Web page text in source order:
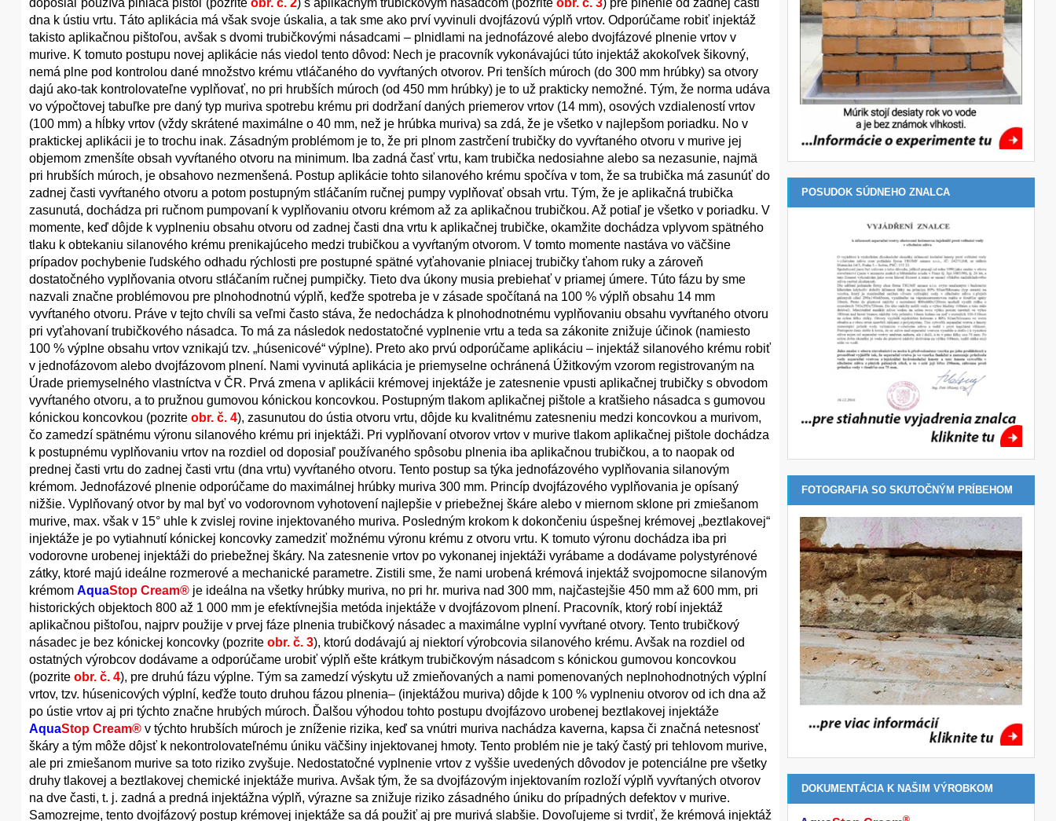
doposiaľ používa plniaca pištoľ (pozrite obr. č. 2) s aplikačným trubičkovým násadcom (pozrite obr. č. 3) pre plnenie od zadnej časti
dna k ústiu vrtu. Táto aplikácia má však svoje úskalia, a tak sme ako prví vyvinuli dvojfázovú výplň vrtov. Odporúčame robiť injektáž
takisto aplikačnou pištoľou, avšak s dvomi trubičkovými násadcami – plnidlami na jednofázové alebo dvojfázové plnenie vrtov v
murive. K tomuto postupu novej aplikácie nás viedol tento dôvod: Nech je pracovník vykonávajúci túto injektáž akokoľvek šikovný,
nemá plne pod kontrolou dané množstvo krému vtláčaného do vyvŕtaných otvorov. Pri tenších múroch (do 300 mm hrúbky) sa otvory
dajú ako-tak kontrolovateľne vyplňovať, no pri hrubších múroch (od 450 mm hrúbky) je to už prakticky nemožné. Tým, že norma udáva
vo výpočtovej tabuľke pre daný typ muriva spotrebu krému pri dodržaní daných priemerov vrtov (14 mm), osových vzdialeností vrtov
(100 mm) a hĺbky vrtov (vždy skrátené maximálne o 40 mm, než je hrúbka muriva) sa zdá, že je všetko v najlepšom poriadku. No v
praktickej aplikácii je to trochu inak. Zásadným problémom je to, že pri plnom zastrčení trubičky do vyvŕtaného otvoru v murive jej
objemom zmenšíte obsah vyvŕtaného otvoru na minimum. Iba zadná časť vrtu, kam trubička nedosiahne alebo sa nezasunie, najmä
pri hrubších múroch, je obsahovo nezmenšená. Postup aplikácie tohto silanového krému spočíva v tom, že sa trubička má zasunúť do
zadnej časti vyvŕtaného otvoru a potom postupným stláčaním ručnej pumpy vyplňovať obsah vrtu. Tým, že je aplikačná trubička
zasunutá, dochádza pri ručnom pumpovaní k vyplňovaniu otvoru krémom až za aplikačnou trubičkou. Až potiaľ je všetko v poriadku. V
momente, keď dôjde k vyplneniu obsahu otvoru od zadnej časti dna vrtu k aplikačnej trubičke, okamžite dochádza vplyvom spätného
tlaku k obtekaniu silanového krému prenikajúceho medzi trubičkou a vyvŕtaným otvorom. V tomto momente nastáva vo väčšine
prípadov pochybenie ľudského odhadu rýchlosti pre postupné spätné vyťahovanie plniacej trubičky ťahom ruky a zároveň
dostatočného vyplňovania otvoru stláčaním ručnej pumpičky. Tieto dva úkony musia prebiehať v priamej úmere. Túto fázu by sme
nazvali značne problémovou pre plnohodnotnú výplň, keďže spotreba je v zásade spočítaná na 100 % výplň obsahu 14 mm
vyvŕtaného otvoru. Práve v tejto chvíli sa veľmi často stáva, že nedochádza k plnohodnotnému vyplňovaniu obsahu vyvŕtaného otvoru
pri vyťahovaní trubičkového násadca. To má za následok nedostatočné vyplnenie vrtu a teda sa zákonite znižuje účinok (namiesto
100 % výplne obsahu vrtov vznikajú tzv. „húsenicové“ výplne). Preto ako prvú odporúčame aplikáciu – injektáž silanového krému robiť
v jednofázovom alebo dvojfázovom plnení. Nami vyvinutá aplikácia je priemyselne ochránená Úžitkovým vzorom registrovaným na
Úrade priemyselného vlastníctva v ČR. Prvá zmena v aplikácii krémovej injektáže je zatesnenie vpusti aplikačnej trubičky s obvodom
vyvŕtaného otvoru, a to pružnou gumovou kónickou koncovkou. Postupným tlakom aplikačnej pištole a kratšieho násadca s gumovou
kónickou koncovkou (pozrite obr. č. 4), zasunutou do ústia otvoru vrtu, dôjde ku kvalitnému zatesneniu medzi koncovkou a murivom,
čo zamedzí spätnému výronu silanového krému pri injektáži. Pri vyplňovaní otvorov vrtov v murive tlakom aplikačnej pištole dochádza
k postupnému vyplňovaniu vrtov na rozdiel od doposiaľ používaného spôsobu plnenia iba aplikačnou trubičkou, a to naopak od
prednej časti vrtu do zadnej časti vrtu (dna vrtu) vyvŕtaného otvoru. Tento postup sa týka jednofázového vyplňovania silanovým
krémom. Jednofázové plnenie odporúčame do maximálnej hrúbky muriva 300 mm. Princíp dvojfázového vyplňovania je opísaný
nižšie. Vyplňovaný otvor by mal byť vo vodorovnom vyhotovení najlepšie v priebežnej škáre alebo v miernom sklone pri zmiešanom
murive, max. však v 15° uhle k zvislej rovine injektovaného muriva. Posledným krokom k dokončeniu úspešnej krémovej „beztlakovej“
injektáže je po vytiahnutí kónickej koncovky zamedziť možnému výronu krému z otvoru vrtu. K tomuto výronu dochádza iba pri
vodorovne urobenej injektáži do priebežnej škáry. Na zatesnenie vrtov po vykonanej injektáži vyrábame a dodávame polystyrénové
zátky, ktoré majú ideálne rozmerové a mechanické parametre. Zistili sme, že nami urobená krémová injektáž svojpomocne silanovým
krémom AquaStop Cream® je ideálna na všetky hrúbky muriva, no pri hr. muriva nad 300 mm, najčastejšie 450 mm až 600 mm, pri
historických objektoch 800 až 1 000 mm je efektívnejšia metóda injektáže v dvojfázovom plnení. Pracovník, ktorý robí injektáž
aplikačnou pištoľou, najprv použije v prvej fáze plnenia trubičkový násadec a maximálne vyplní vyvŕtané otvory. Tento trubičkový
násadec je bez kónickej koncovky (pozrite obr. č. 3), ktorú dodávajú aj niektorí výrobcovia silanového krému. Avšak na rozdiel od
ostatných výrobcov dodávame a odporúčame urobiť výplň ešte krátkym trubičkovým násadcom s kónickou gumovou koncovkou
(pozrite obr. č. 4), pre druhú fázu výplne. Tým sa zamedzí výskytu už zmieňovaných a nami pomenovaných neplnohodnotných výplní
vrtov, tzv. húsenicových výplní, keďže touto druhou fázou plnenia– (injektážou muriva) dôjde k 100 % vyplneniu otvorov od ich dna až
po ústie vrtov aj pri týchto značne hrubých múroch. Ďalšou výhodou tohto postupu dvojfázovo urobenej beztlakovej injektáže
AquaStop Cream® v týchto hrubších múroch je zníženie rizika, keď sa vnútri muriva nachádza kaverna, kapsa či značná netesnosť
škáry a tým môže dôjsť k nekontrolovateľnému úniku väčšiny injektovanej hmoty. Tento problém nie je taký častý pri tehlovom murive,
ale pri zmiešanom murive sa toto riziko zvyšuje. Nedostatočné vyplnenie vrtov z vyššie uvedených dôvodov je potenciálne pre všetky
druhy tlakovej a beztlakovej chemické injektáže muriva. Avšak tým, že sa dvojfázovým injektovaním rozloží výplň vyvŕtaných otvorov
na dve časti, t. j. zadná a predná injektážna výplň, výrazne sa znižuje riziko zásadného úniku do prípadných defektov v murive.
Samozrejme, tento dvojfázový postup krémovej injektáže sa dá použiť aj pre murivá slabšie. Dovoľujeme si tvrdiť, že krémová injektáž
POSUDOK SÚDNEHO ZNALCA
FOTOGRAFIA SO SKUTOČNÝM PRÍBEHOM
DOKUMENTÁCIA K NAŠIM VÝROBKOM